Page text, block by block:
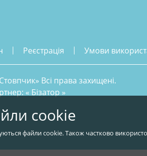
реєстрація умови
Всі права захищені.
« Бізатор »
cookie
файли cookie. Також частково